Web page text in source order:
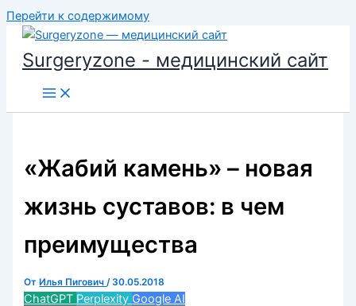
Перейти к содержимому
Surgeryzone - медицинский сайт
«Жабий камень» – новая
жизнь суставов: в чем
преимущества
От Илья Пигович/30.05.2018
ChatGPT Perplexity Google AI